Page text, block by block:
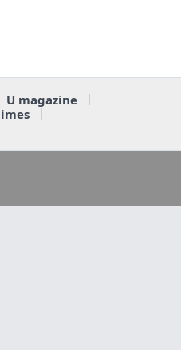
U magazine